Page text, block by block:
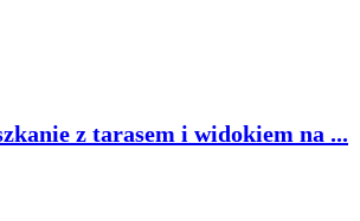
z tarasem i widokiem na ...